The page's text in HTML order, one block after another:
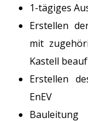
1-tägiges
Erstellen
mit
Kastell
Erstellen
EnEV
Bauleitung